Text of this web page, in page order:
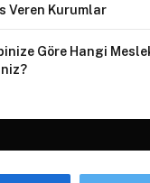
Veren Kurumlar
Göre Hangi